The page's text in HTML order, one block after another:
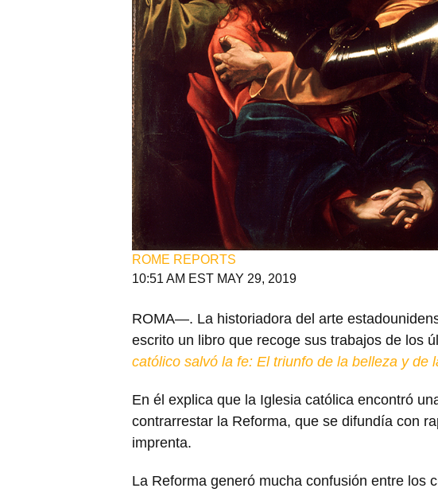
ROME REPORTS
10:51 AM EST MAY 29, 2019
ROMA—. La historiadora del arte
escrito un libro que recoge sus trabajos de los
católico salvó la fe: El triunfo de la belleza y de
En él explica que la Iglesia católica encontró
contrarrestar la Reforma, que se difundía con
imprenta.
La Reforma generó mucha confusión entre los